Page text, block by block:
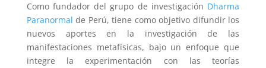
Como fundador del grupo de investigación Dharma
Paranormal de Perú, tiene como objetivo difundir los
nuevos aportes en la investigación de las
manifestaciones metafísicas, bajo un enfoque que
integre la experimentación con las teorías